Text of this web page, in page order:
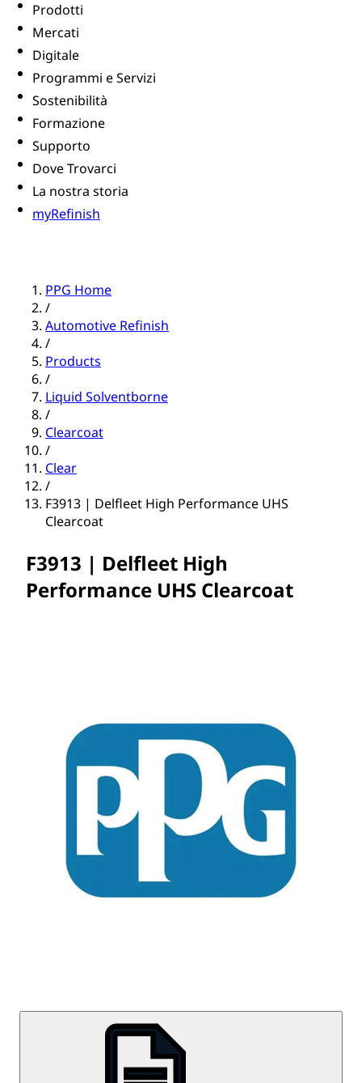
Prodotti
Mercati
Digitale
Programmi e Servizi
Sostenibilità
Formazione
Supporto
Dove Trovarci
La nostra storia
myRefinish
PPG Home
/
Automotive Refinish
/
Products
/
Liquid Solventborne
/
Clearcoat
/
Clear
/
F3913 | Delfleet High Performance UHS
Clearcoat
F3913 | Delfleet High
Performance UHS Clearcoat